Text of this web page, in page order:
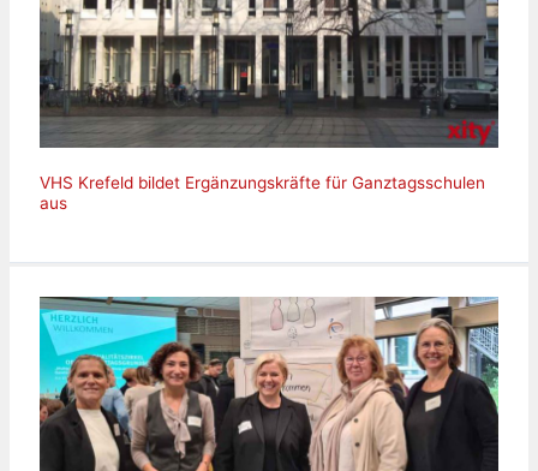
VHS Krefeld bildet Ergänzungskräfte für Ganztagsschulen
aus